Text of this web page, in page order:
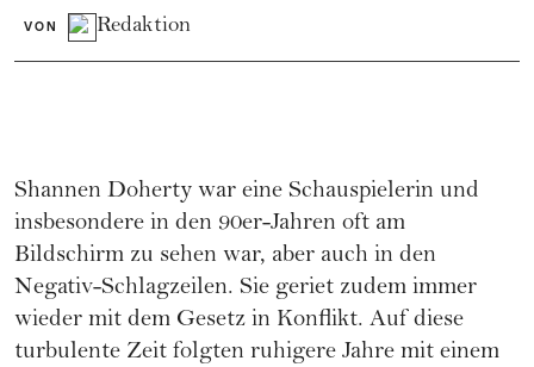
VON Redaktion
Shannen Doherty war eine Schauspielerin und
insbesondere in den 90er-Jahren oft am
Bildschirm zu sehen war, aber auch in den
Negativ-Schlagzeilen. Sie geriet zudem immer
wieder mit dem Gesetz in Konflikt. Auf diese
turbulente Zeit folgten ruhigere Jahre mit einem